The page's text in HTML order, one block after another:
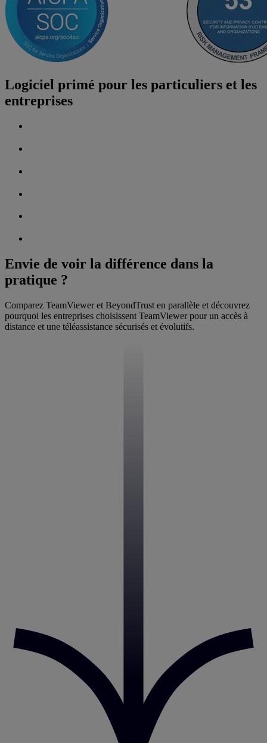
Logiciel primé pour les particuliers et les
entreprises
Envie de voir la différence dans la
pratique ?
Comparez TeamViewer et BeyondTrust en parallèle et découvrez
pourquoi les entreprises choisissent TeamViewer pour un accès à
distance et une téléassistance sécurisés et évolutifs.